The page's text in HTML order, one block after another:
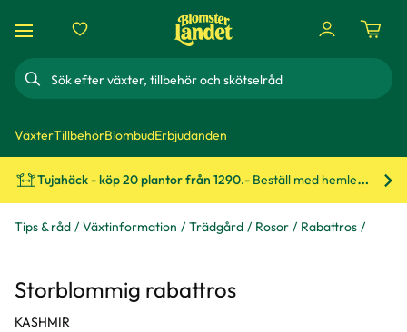
Sök
VäxterTillbehörBlombudErbjudanden
Tujahäck - köp 20 plantor från 1290.- Beställ med hemleverans!
Tips & råd Växtinformation Trädgård Rosor Rabattros
Storblommig rabattros
KASHMIR